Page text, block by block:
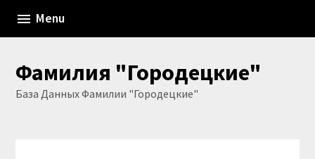
content
Menu
Фамилия "Городецкие"
База Данных Фамилии "Городецкие"